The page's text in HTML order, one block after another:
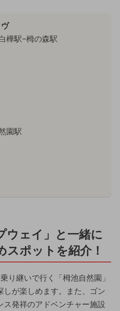
樺駅−栂の森駅
園駅
ウェイ」と一緒に
スポットを紹介！
り継いで行く「栂池自然園」
しが楽しめます。また、ゴン
ス発祥のアドベンチャー施設